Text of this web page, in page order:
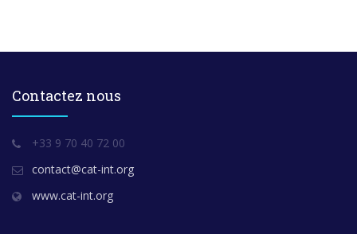
Contactez nous
+33 9 70 40 72 00
contact@cat-int.org
www.cat-int.org